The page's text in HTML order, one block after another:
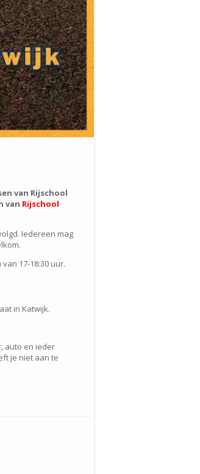
van Rijschool
van Rijschool
Iedereen mag
17-18:30 uur.
in Katwijk.
auto en ieder
je niet aan te